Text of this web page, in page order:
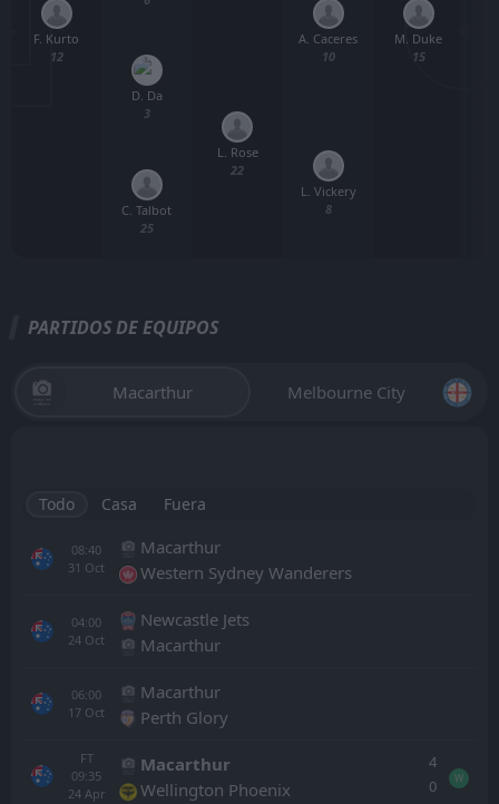
F. Kurto
12
C. Talbot
25
D. Da
3
L. Rose
22
L. Vickery
8
A. Caceres
10
M. Duke
15
PARTIDOS DE EQUIPOS
Macarthur Melbourne City
Todo Casa Fuera
08:40
31 Oct
Macarthur
Western Sydney Wanderers
04:00
24 Oct
Newcastle Jets
Macarthur
06:00
17 Oct
Macarthur
Perth Glory
FT
09:35
24 Apr
Macarthur
Wellington Phoenix
4
0
W